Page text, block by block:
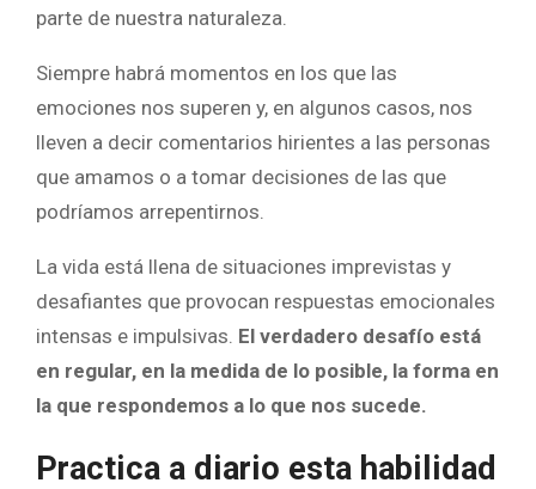
parte de nuestra naturaleza.
Siempre habrá momentos en los que las
emociones nos superen y, en algunos casos, nos
lleven a decir comentarios hirientes a las personas
que amamos o a tomar decisiones de las que
podríamos arrepentirnos.
La vida está llena de situaciones imprevistas y
desafiantes que provocan respuestas emocionales
intensas e impulsivas. El verdadero desafío está
en regular, en la medida de lo posible, la forma en
la que respondemos a lo que nos sucede.
Practica a diario esta habilidad